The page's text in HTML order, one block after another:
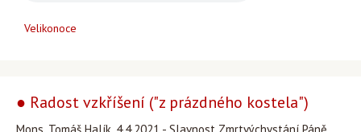
Velikonoce
● Radost vzkříšení ("z prázdného kostela")